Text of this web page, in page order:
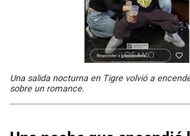
Una salida nocturna en Tigre volvió a
sobre un romance.